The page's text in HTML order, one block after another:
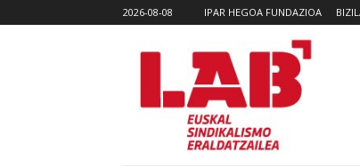
2026-08-08 IPAR HEGOA FUNDAZIOA